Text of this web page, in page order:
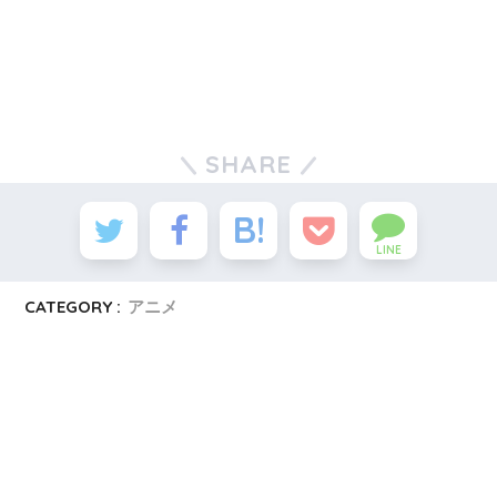
SHARE
LINE
CATEGORY : アニメ